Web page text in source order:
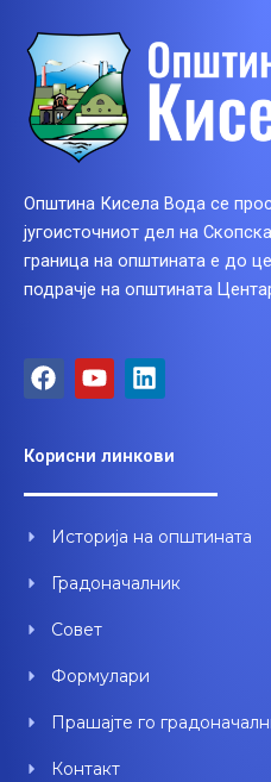
Општина Кисела Вода се
југоисточниот дел на
граница на општината е до
подрачје на општината
F
a
b
o
k
Y
o
u
b
L
i
e
d
n
Корисни линкови
Историја на општината
Градоначалник
Совет
Формулари
Прашајте го
Контакт